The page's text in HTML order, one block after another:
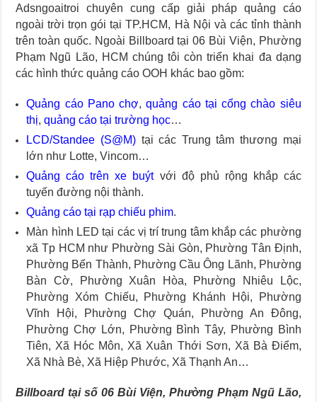
Adsngoaitroi chuyên cung cấp giải pháp quảng cáo
ngoài trời trọn gói tại TP.HCM, Hà Nội và các tỉnh thành
trên toàn quốc. Ngoài Billboard tại 06 Bùi Viện, Phường
Phạm Ngũ Lão, HCM chúng tôi còn triển khai đa dạng
các hình thức quảng cáo OOH khác bao gồm:
Quảng cáo Pano chợ,quảng cáo tại cổng chào siêu
thị,quảng cáo tại trường học…
LCD/Standee (S@M)tại các Trung tâm thương mại
lớn như Lotte, Vincom…
Quảng cáo trên xe buýtvới độ phủ rộng khắp các
tuyến đường nội thành.
Quảng cáo tại rạp chiếu phim.
Màn hình LED tại các vị trí trung tâm khắp các phường
xã Tp HCM như Phường Sài Gòn, Phường Tân Định,
Phường Bến Thành, Phường Cầu Ông Lãnh, Phường
Bàn Cờ, Phường Xuân Hòa, Phường Nhiêu Lộc,
Phường Xóm Chiếu, Phường Khánh Hội, Phường
Vĩnh Hội, Phường Chợ Quán, Phường An Đông,
Phường Chợ Lớn, Phường Bình Tây, Phường Bình
Tiên, Xã Hóc Môn, Xã Xuân Thới Sơn, Xã Bà Điểm,
Xã Nhà Bè, Xã Hiệp Phước, Xã Thạnh An…
Billboard tại số 06 Bùi Viện, Phường Phạm Ngũ Lão,